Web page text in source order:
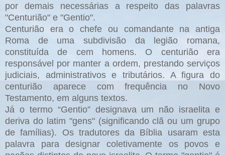
por demais necessárias a respeito das palavras
"Centurião" e "Gentio".
Centurião era o chefe ou comandante na antiga
Roma de uma subdivisão da legião romana,
constituída de cem homens. O centurião era
responsável por manter a ordem, prestando serviços
judiciais, administrativos e tributários. A figura do
centurião aparece com frequência no Novo
Testamento, em alguns textos.
Já o termo “Gentio” designava um não israelita e
deriva do latim "gens" (significando clã ou um grupo
de famílias). Os tradutores da Bíblia usaram esta
palavra para designar coletivamente os povos e